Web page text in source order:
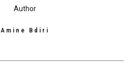
Author
Amine Bdiri